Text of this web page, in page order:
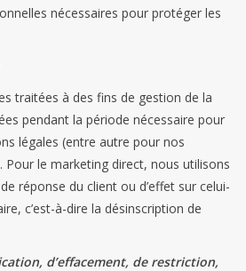
nécessaires pour protéger les
traitées à des fins de gestion de la
pendant la période nécessaire pour
légales (entre autre pour nos
le marketing direct, nous utilisons
réponse du client ou d’effet sur celui-
c’est-à-dire la désinscription de
d’effacement, de restriction,